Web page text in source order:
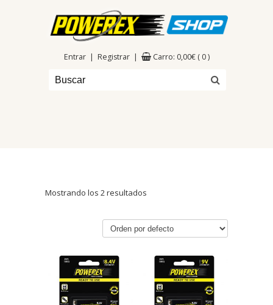
Entrar | Registrar | Carro: 0,00€ ( 0 )
Mostrando los 2 resultados